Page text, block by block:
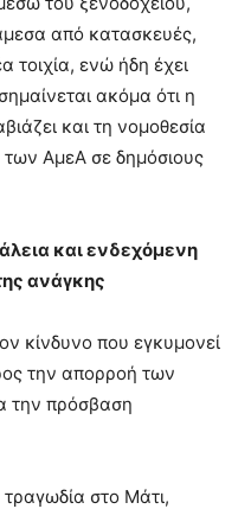
από κατασκευές,
τοιχία, ενώ ήδη έχει
ακόμα ότι η
και τη νομοθεσία
ΑμεΑ σε δημόσιους
και ενδεχόμενη
ανάγκης
κίνδυνο που εγκυμονεί
την απορροή των
την πρόσβαση
στο Μάτι,